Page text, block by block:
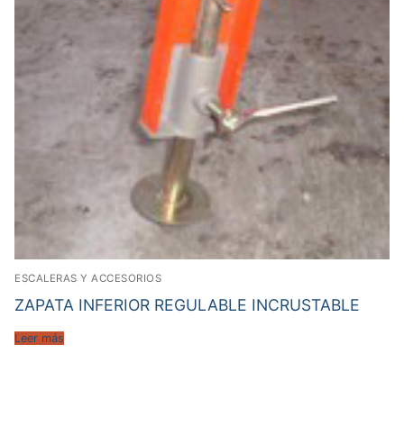
ESCALERAS Y ACCESORIOS
ZAPATA INFERIOR REGULABLE INCRUSTABLE
Leer más